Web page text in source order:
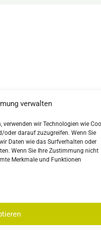
verwalten
wir Technologien wie
darauf zuzugreifen. Wenn Sie
Daten wie das Surfverhalten oder
Wenn Sie Ihre Zustimmung nicht
Merkmale und Funktionen